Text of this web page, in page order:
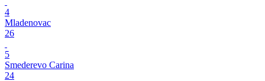
4
Mladenovac
26
5
Smederevo Carina
24